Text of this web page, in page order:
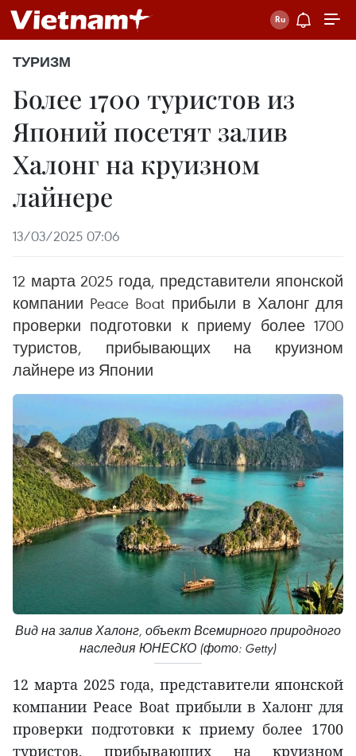
ТУРИЗМ
Более 1700 туристов из
Японий посетят залив
Халонг на круизном
лайнере
13/03/2025 07:06
12 марта 2025 года, представители японской
компании Peace Boat прибыли в Халонг для
проверки подготовки к приему более 1700
туристов, прибывающих на круизном
лайнере из Японии
Вид на залив Халонг, объект Всемирного природного
наследия ЮНЕСКО (фото: Getty)
12 марта 2025 года, представители японской
компании Peace Boat прибыли в Халонг для
проверки подготовки к приему более 1700
туристов, прибывающих на круизном